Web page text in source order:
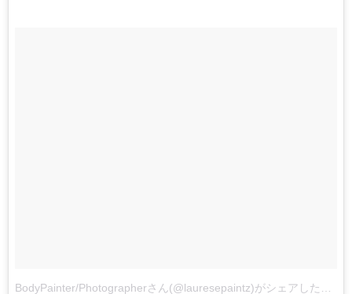
BodyPainter/Photographerさん(@lauresepaintz)がシェアした投稿